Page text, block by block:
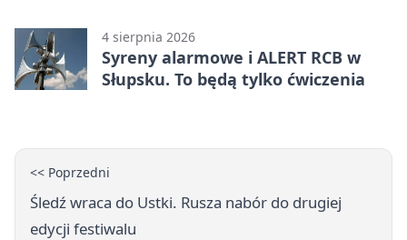
4 sierpnia 2026
Syreny alarmowe i ALERT RCB w
Słupsku. To będą tylko ćwiczenia
<< Poprzedni
Śledź wraca do Ustki. Rusza nabór do drugiej
edycji festiwalu